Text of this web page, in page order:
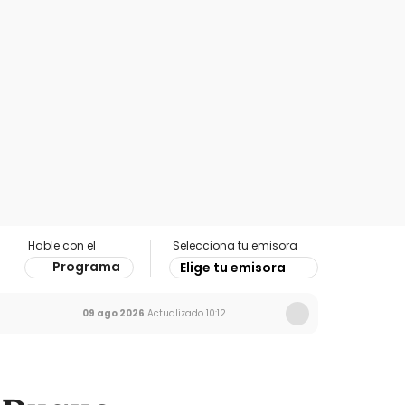
Hable con el
Programa
Selecciona tu emisora
Elige tu emisora
09 ago 2026 Actualizado 10:12